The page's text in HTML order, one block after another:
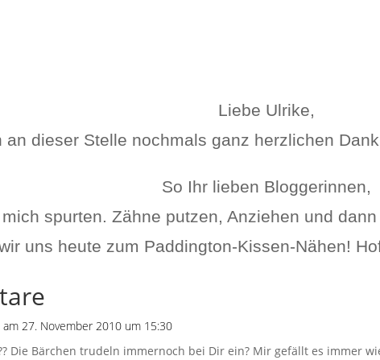
Liebe Ulrike,
an dieser Stelle nochmals ganz herzlichen
So Ihr lieben Bloggerinnen,
spurten. Zähne putzen, Anziehen und
uns heute zum Paddington-Kissen-Nähen!
am 27. November 2010 um 15:30
Die Bärchen trudeln immernoch bei Dir ein? Mir gefällt es immer